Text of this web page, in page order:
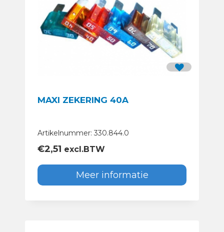
MAXI ZEKERING 40A
Artikelnummer: 330.844.0
€2,51 excl.BTW
Meer informatie